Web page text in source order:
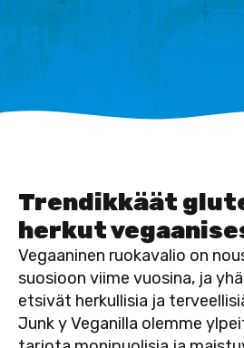
Junk y Vegan:
kaikille
Trendikkäät
herkut
Vegaaninen ruokavalio on
suosioon viime vuosina, ja
etsivät herkullisia ja
Junk y Veganilla olemme